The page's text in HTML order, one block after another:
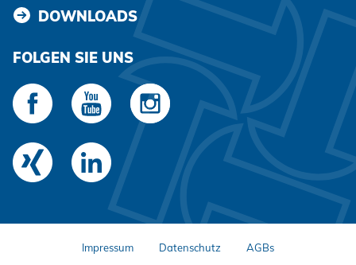
DOWNLOADS
FOLGEN SIE UNS
Impressum Datenschutz AGBs